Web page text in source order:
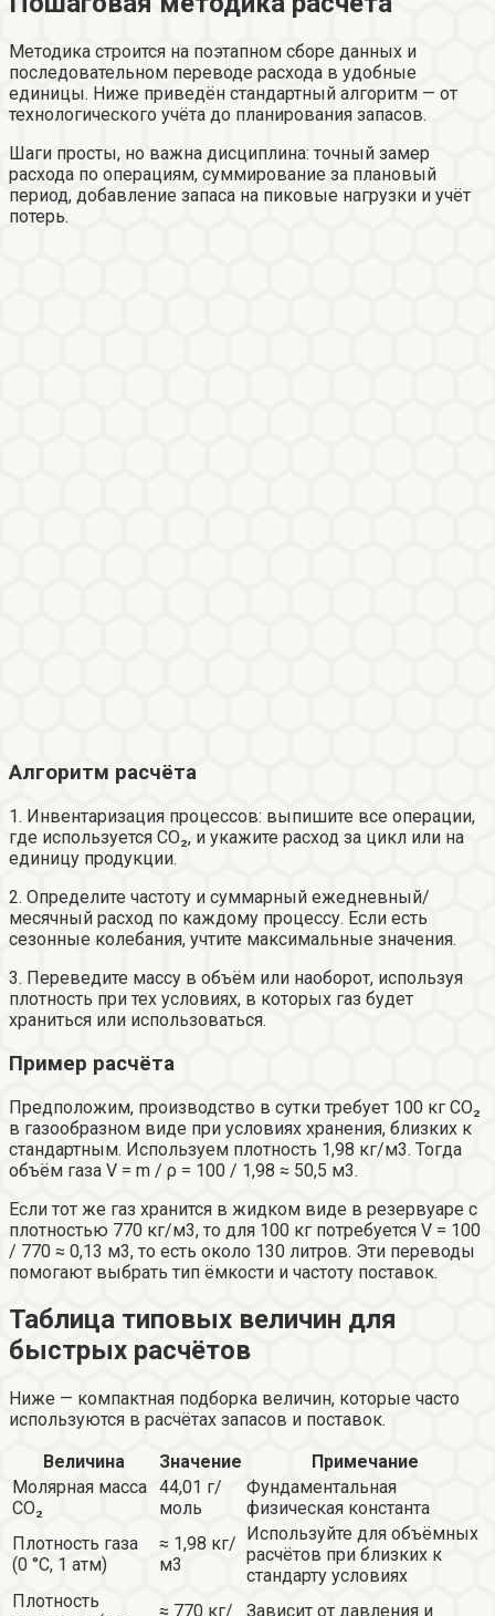
Методика строится на поэтапном сборе данных и
последовательном переводе расхода в удобные
единицы. Ниже приведён стандартный алгоритм — от
технологического учёта до планирования запасов.
Шаги просты, но важна дисциплина: точный замер
расхода по операциям, суммирование за плановый
период, добавление запаса на пиковые нагрузки и учёт
потерь.
Алгоритм расчёта
1. Инвентаризация процессов: выпишите все операции,
где используется CO₂, и укажите расход за цикл или на
единицу продукции.
2. Определите частоту и суммарный ежедневный/
месячный расход по каждому процессу. Если есть
сезонные колебания, учтите максимальные значения.
3. Переведите массу в объём или наоборот, используя
плотность при тех условиях, в которых газ будет
храниться или использоваться.
Пример расчёта
Предположим, производство в сутки требует 100 кг CO₂
в газообразном виде при условиях хранения, близких к
стандартным. Используем плотность 1,98 кг/м3. Тогда
объём газа V = m / ρ = 100 / 1,98 ≈ 50,5 м3.
Если тот же газ хранится в жидком виде в резервуаре с
плотностью 770 кг/м3, то для 100 кг потребуется V = 100
/ 770 ≈ 0,13 м3, то есть около 130 литров. Эти переводы
помогают выбрать тип ёмкости и частоту поставок.
Таблица типовых величин для
быстрых расчётов
Ниже — компактная подборка величин, которые часто
используются в расчётах запасов и поставок.
Величина
Значение
Примечание
Молярная масса
CO₂
44,01 г/
моль
Фундаментальная
физическая константа
Плотность газа
(0 °C, 1 атм)
≈ 1,98 кг/
м3
Используйте для объёмных
расчётов при близких к
стандарту условиях
Плотность
≈ 770 кг/
Зависит от давления и